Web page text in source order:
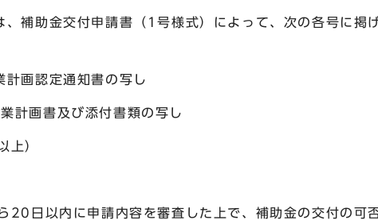
補助金交付申請書（1号様式）によって、次の各号に掲
画認定通知書の写し
計画書及び添付書類の写し
上）
日以内に申請内容を審査した上で、補助金の交付の可